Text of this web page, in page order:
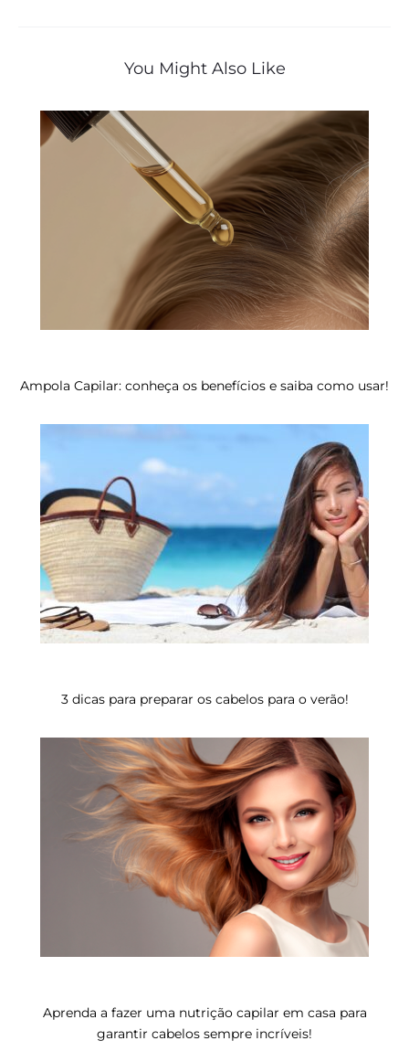
You Might Also Like
Ampola Capilar: conheça os benefícios e saiba como usar!
3 dicas para preparar os cabelos para o verão!
Aprenda a fazer uma nutrição capilar em casa para
garantir cabelos sempre incríveis!